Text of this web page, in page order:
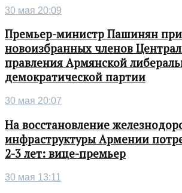
30 мая 20:09
Премьер-министр Пашинян
новоизбранных членов
правления Армянской
демократической партии
30 мая 20:07
На восстановление
инфраструктуры Армении
2-3 лет: вице-премьер
30 мая 13:11